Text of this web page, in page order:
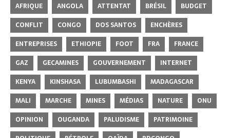
AFRIQUE ANGOLA ATTENTAT BRÉSIL
BUDGET
CONFLIT
CONGO DOS SANTOS
ENCHÈRES
ENTREPRISES
ETHIOPIE FOOT FRA
FRANCE
GAZ
GECAMINES GOUVERNEMENT
INTERNET
KENYA
KINSHASA LUBUMBASHI
MADAGASCAR
MALI
MARCHE MINES MÉDIAS NATURE
ONU
OPINION
OUGANDA PALUDISME
PATRIMOINE